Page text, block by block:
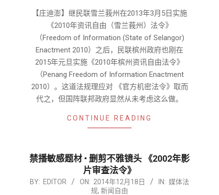
【庄迪澎】继民联雪兰莪州在2013年3月5日实施
《2010年资讯自由（雪兰莪州）法令》
（Freedom of Information (State of Selangor)
Enactment 2010）之后，民联槟州政府也刚在
2015年元旦实施《2010年槟州资讯自由法令》
（Penang Freedom of Information Enactment
2010）。这道法规理应对 《官方机密法令》取而
代之，但国阵联邦政府显然从未考虑这么做。
CONTINUE READING
禁播敏感题材 • 删剪不雅镜头 《2002年影
片审查法令》
2014-
BY: EDITOR ON: 2014年12月18日 IN: 媒体法
规, 新闻自由